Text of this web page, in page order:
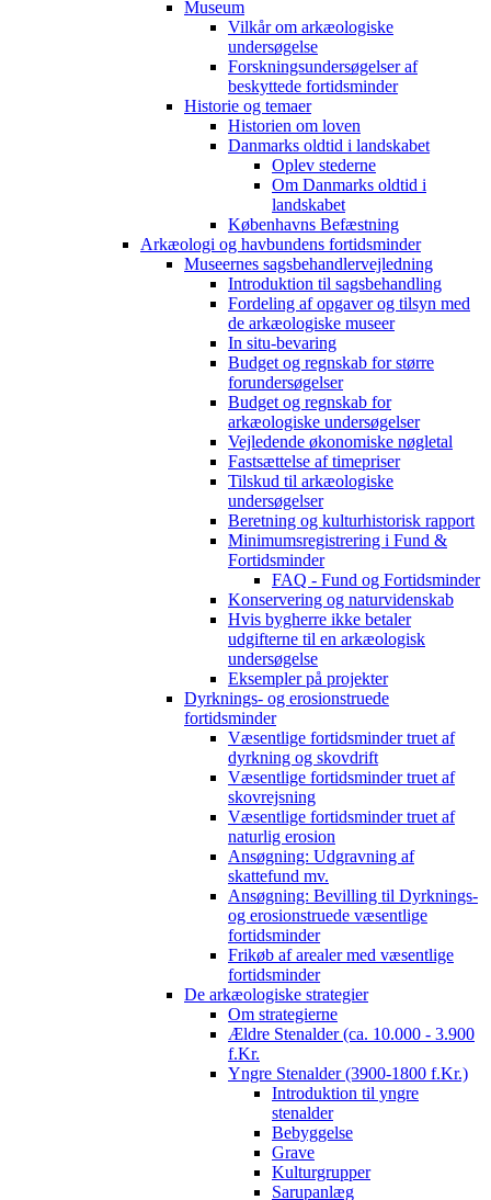
Museum
Vilkår om arkæologiske
undersøgelse
Forskningsundersøgelser af
beskyttede fortidsminder
Historie og temaer
Historien om loven
Danmarks oldtid i landskabet
Oplev stederne
Om Danmarks oldtid i
landskabet
Københavns Befæstning
Arkæologi og havbundens fortidsminder
Museernes sagsbehandlervejledning
Introduktion til sagsbehandling
Fordeling af opgaver og tilsyn med
de arkæologiske museer
In situ-bevaring
Budget og regnskab for større
forundersøgelser
Budget og regnskab for
arkæologiske undersøgelser
Vejledende økonomiske nøgletal
Fastsættelse af timepriser
Tilskud til arkæologiske
undersøgelser
Beretning og kulturhistorisk rapport
Minimumsregistrering i Fund &
Fortidsminder
FAQ - Fund og Fortidsminder
Konservering og naturvidenskab
Hvis bygherre ikke betaler
udgifterne til en arkæologisk
undersøgelse
Eksempler på projekter
Dyrknings- og erosionstruede
fortidsminder
Væsentlige fortidsminder truet af
dyrkning og skovdrift
Væsentlige fortidsminder truet af
skovrejsning
Væsentlige fortidsminder truet af
naturlig erosion
Ansøgning: Udgravning af
skattefund mv.
Ansøgning: Bevilling til Dyrknings-
og erosionstruede væsentlige
fortidsminder
Frikøb af arealer med væsentlige
fortidsminder
De arkæologiske strategier
Om strategierne
Ældre Stenalder (ca. 10.000 - 3.900
f.Kr.
Yngre Stenalder (3900-1800 f.Kr.)
Introduktion til yngre
stenalder
Bebyggelse
Grave
Kulturgrupper
Sarupanlæg